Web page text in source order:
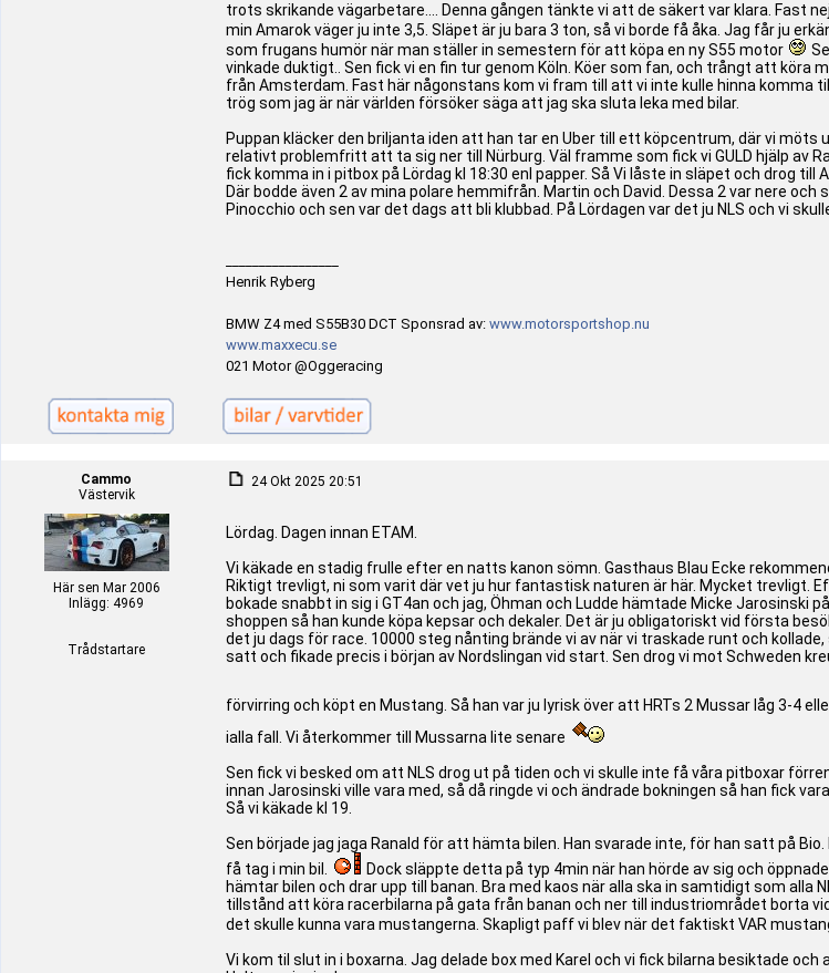
trots skrikande vägarbetare.... Denna gången tänkte vi att de säkert var klara. Fast nej
min Amarok väger ju inte 3,5. Släpet är ju bara 3 ton, så vi borde få åka. Jag får ju
som frugans humör när man ställer in semestern för att köpa en ny S55 motor
vinkade duktigt.. Sen fick vi en fin tur genom Köln. Köer som fan, och trångt att köra
från Amsterdam. Fast här någonstans kom vi fram till att vi inte kulle hinna komma
trög som jag är när världen försöker säga att jag ska sluta leka med bilar.
Puppan kläcker den briljanta iden att han tar en Uber till ett köpcentrum, där vi möts
relativt problemfritt att ta sig ner till Nürburg. Väl framme som fick vi GULD hjälp av
fick komma in i pitbox på Lördag kl 18:30 enl papper. Så Vi låste in släpet och drog
Där bodde även 2 av mina polare hemmifrån. Martin och David. Dessa 2 var nere
Pinocchio och sen var det dags att bli klubbad. På Lördagen var det ju NLS och vi
Henrik Ryberg
BMW Z4 med S55B30 DCT Sponsrad av: www.motorsportshop.nu
www.maxxecu.se
021 Motor @Oggeracing
Cammo
Västervik
Här sen Mar 2006
Inlägg: 4969
Trådstartare
24 Okt 2025 20:51
Lördag. Dagen innan ETAM.
Vi käkade en stadig frulle efter en natts kanon sömn. Gasthaus Blau Ecke
Riktigt trevligt, ni som varit där vet ju hur fantastisk naturen är här. Mycket trevligt.
bokade snabbt in sig i GT4an och jag, Öhman och Ludde hämtade Micke Jarosinski
shoppen så han kunde köpa kepsar och dekaler. Det är ju obligatoriskt vid första
det ju dags för race. 10000 steg nånting brände vi av när vi traskade runt och
satt och fikade precis i början av Nordslingan vid start. Sen drog vi mot Schweden
förvirring och köpt en Mustang. Så han var ju lyrisk över att HRTs 2 Mussar låg 3-4
ialla fall. Vi återkommer till Mussarna lite senare
Sen fick vi besked om att NLS drog ut på tiden och vi skulle inte få våra pitboxar
innan Jarosinski ville vara med, så då ringde vi och ändrade bokningen så han fick
Så vi käkade kl 19.
Sen började jag jaga Ranald för att hämta bilen. Han svarade inte, för han satt på
få tag i min bil.
Dock släppte detta på typ 4min när han hörde av sig och
hämtar bilen och drar upp till banan. Bra med kaos när alla ska in samtidigt som alla
tillstånd att köra racerbilarna på gata från banan och ner till industriområdet borta
det skulle kunna vara mustangerna. Skapligt paff vi blev när det faktiskt VAR
Vi kom til slut in i boxarna. Jag delade box med Karel och vi fick bilarna besiktade